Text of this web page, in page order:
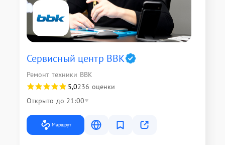
Сервисный центр BBK
Ремонт техники BBK
5,0236 оценки
Открыто до 21:00
Маршрут